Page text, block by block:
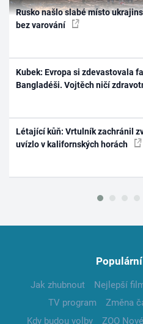
Rusko našlo slabé místo
bez varování
Kubek: Evropa si zdevastovala
Bangladéši. Vojtěch ničí
Létající kůň: Vrtulník zachránil
uvízlo v kalifornských horách
Jak zhubnout Nejlepší
TV program
Změna
Kdy budou volby
ZOO